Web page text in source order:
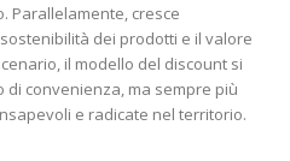
Parallelamente, cresce
dei prodotti e il valore
il modello del discount si
convenienza, ma sempre più
e radicate nel territorio.